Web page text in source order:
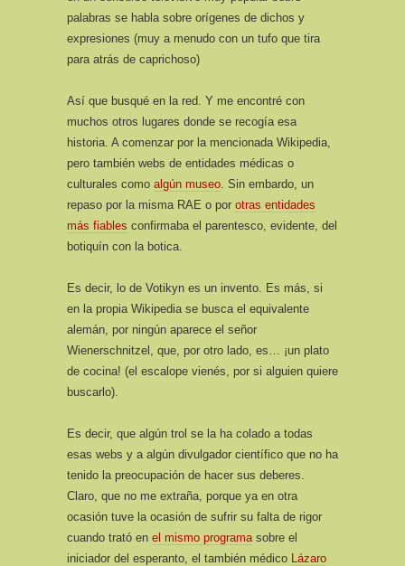
palabras se habla sobre orígenes de dichos y
expresiones (muy a menudo con un tufo que tira
para atrás de caprichoso)
Así que busqué en la red. Y me encontré con
muchos otros lugares donde se recogía esa
historia. A comenzar por la mencionada Wikipedia,
pero también webs de entidades médicas o
culturales como algún museo. Sin embardo, un
repaso por la misma RAE o por otras entidades
más fiables confirmaba el parentesco, evidente, del
botiquín con la botica.
Es decir, lo de Votikyn es un invento. Es más, si
en la propia Wikipedia se busca el equivalente
alemán, por ningún aparece el señor
Wienerschnitzel, que, por otro lado, es… ¡un plato
de cocina! (el escalope vienés, por si alguien quiere
buscarlo).
Es decir, que algún trol se la ha colado a todas
esas webs y a algún divulgador científico que no ha
tenido la preocupación de hacer sus deberes.
Claro, que no me extraña, porque ya en otra
ocasión tuve la ocasión de sufrir su falta de rigor
cuando trató en el mismo programasobre el
iniciador del esperanto, el también médico Lázaro